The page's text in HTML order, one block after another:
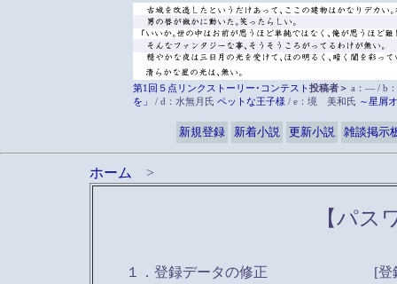
第1回５点リンクストーリー･コンテスト投稿者＞ a：― / b
を」
/ d：水無月氏 ペットな王子様 / e：境 美和氏 ～星屑
新規登録 新着小説 更新小説 雑談掲示
ホーム >
【パス
１．登録データの修正
[登